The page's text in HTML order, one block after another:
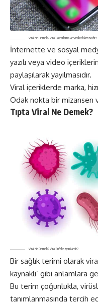
Viral Ne Demek? Viral Pazarlama ve Viral Reklam Nedir?
İnternette ve sosyal
yazılı veya video
paylaşılarak yayılmasıdır.
Viral içeriklerde marka,
Odak nokta bir mizansen
Tıpta Viral Ne Demek?
Viral Ne Demek? Viral Enfeksiyon Nedir?
Bir sağlık terimi olarak
kaynaklı’ gibi anlamlara
Bu terim çoğunlukla,
tanımlanmasında tercih